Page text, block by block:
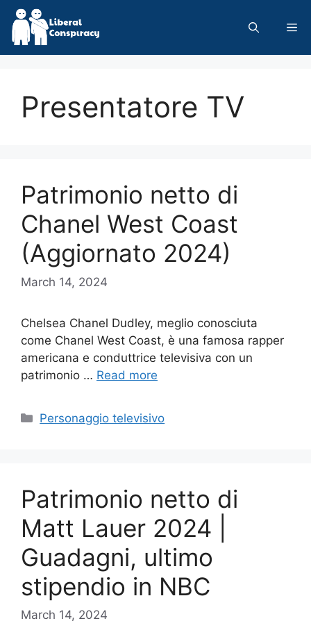
Skip
content
Presentatore TV
Patrimonio netto di
Chanel West Coast
(Aggiornato 2024)
March 14, 2024
Chelsea Chanel Dudley, meglio conosciuta
come Chanel West Coast, è una famosa rapper
americana e conduttrice televisiva con un
patrimonio … Read more
Categories
Personaggio televisivo
Patrimonio netto di
Matt Lauer 2024 |
Guadagni, ultimo
stipendio in NBC
March 14, 2024